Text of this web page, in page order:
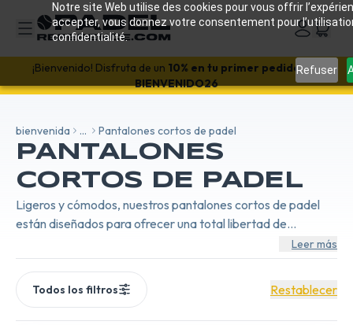
Notre site Web utilise des cookies pour vous offrir
accepter, vous donnez votre consentement pour
confidentialité.
Refuser
¡Bienvenido! Disfruta de un 10% en tu primer pedidocon
BIENVENIDO26
bienvenida ... Pantalones cortos de padel
PANTALONES
CORTOS DE PADEL
Ligeros y cómodos, nuestros pantalones cortos de padel
están diseñados para ofrecer una total libertad de
movimiento. Su tejido transpirable te mantendrá fresco y
seco, incluso en los partidos más intensos.
Leer más
Todos los filtros Restablecer